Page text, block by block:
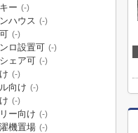
ー (-)
ハウス (-)
(-)
ロ設置可 (-)
ェア可 (-)
(-)
向け (-)
(-)
ー向け (-)
機置場 (-)